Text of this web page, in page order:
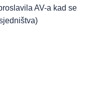
AV-a kad se